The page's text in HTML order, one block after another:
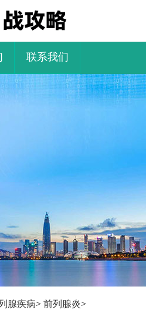
联系我们
腺疾病>前列腺炎>